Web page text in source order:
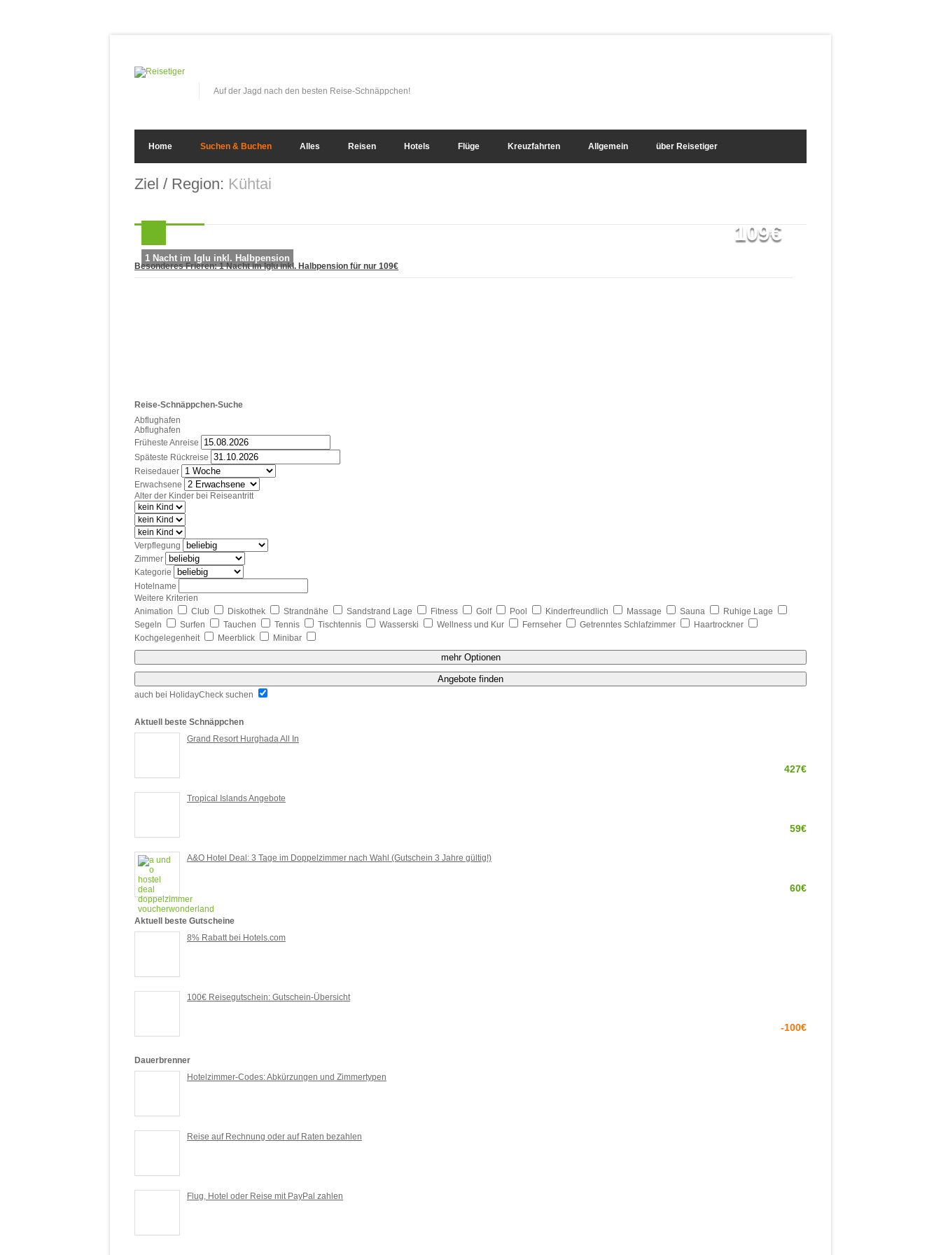
Auf der Jagd nach den besten Reise-Schnäppchen!
Home Suchen & Buchen Alles Reisen Hotels Flüge Kreuzfahrten Allgemein über Reisetiger
Ziel / Region: Kühtai
1 Nacht im Iglu inkl. Halbpension
109€
Besonderes Frieren: 1 Nacht im Iglu inkl. Halbpension für nur 109€
Reise-Schnäppchen-Suche
Abflughafen
Abflughafen
Früheste Anreise
Späteste Rückreise
Reisedauer
Erwachsene
Alter der Kinder bei Reiseantritt
Verpflegung
Zimmer
Kategorie
Hotelname
Weitere Kriterien
Animation
Club Diskothek Strandnähe Sandstrand Lage Fitness Golf Pool Kinderfreundlich Massage Sauna
Ruhige Lage
Segeln
Surfen Tauchen Tennis Tischtennis Wasserski Wellness und Kur Fernseher Getrenntes Schlafzimmer
Haartrockner
Kochgelegenheit
Meerblick Minibar
mehr Optionen
Angebote finden
auch bei HolidayCheck suchen
Aktuell beste Schnäppchen
Grand Resort Hurghada All In
427€
Tropical Islands Angebote
59€
A&O Hotel Deal: 3 Tage im Doppelzimmer nach Wahl (Gutschein 3 Jahre gültig!)
60€
Aktuell beste Gutscheine
8% Rabatt bei Hotels.com
100€ Reisegutschein: Gutschein-Übersicht
-100€
Dauerbrenner
Hotelzimmer-Codes: Abkürzungen und Zimmertypen
Reise auf Rechnung oder auf Raten bezahlen
Flug, Hotel oder Reise mit PayPal zahlen